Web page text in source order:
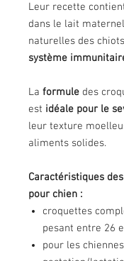
Leur recette
dans le lait
naturelles des
système
La formule des
est idéale pour le
leur texture
aliments solides.
Caractéristiques
pour chien :
croquettes
pesant entre 26
pour les chiennes